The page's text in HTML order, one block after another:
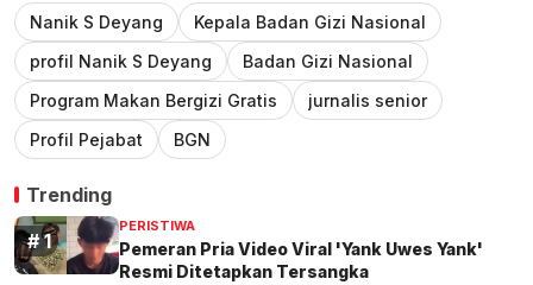
Nanik S Deyang
Kepala Badan Gizi Nasional
profil Nanik S Deyang
Badan Gizi Nasional
Program Makan Bergizi Gratis
jurnalis senior
Profil Pejabat
BGN
Trending
PERISTIWA
Pemeran Pria Video Viral 'Yank Uwes Yank'
Resmi Ditetapkan Tersangka